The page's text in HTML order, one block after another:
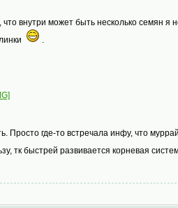
внутри может быть несколько семян я
.
где-то встречала инфу, что
тк быстрей развивается корневая